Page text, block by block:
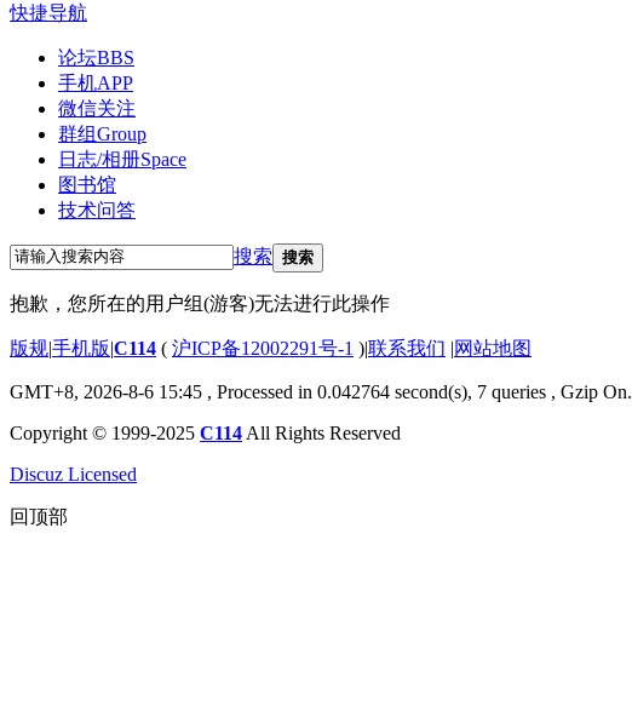
快捷导航
论坛BBS
手机APP
微信关注
群组Group
日志/相册Space
图书馆
技术问答
搜索 搜索
抱歉，您所在的用户组(游客)无法进行此操作
版规|手机版|C114 ( 沪ICP备12002291号-1 )|联系我们 |网站地图
GMT+8, 2026-8-6 15:45 , Processed in 0.042764 second(s), 7 queries , Gzip On.
Copyright © 1999-2025 C114 All Rights Reserved
Discuz Licensed
回顶部